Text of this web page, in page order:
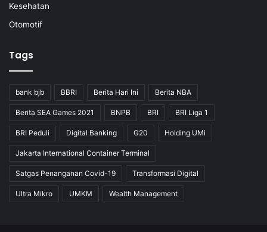
Kesehatan
Otomotif
Tags
bank bjb BBRI Berita Hari Ini Berita NBA
Berita SEA Games 2021 BNPB BRI BRI Liga 1
BRI Peduli Digital Banking G20 Holding UMi
Jakarta International Container Terminal
Satgas Penanganan Covid-19 Transformasi Digital
Ultra Mikro UMKM Wealth Management